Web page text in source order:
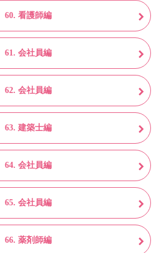
60. 看護師編
61. 会社員編
62. 会社員編
63. 建築士編
64. 会社員編
65. 会社員編
66. 薬剤師編